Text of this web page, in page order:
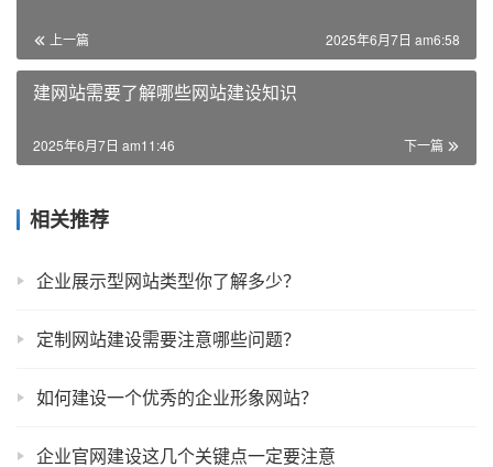
上一篇 2025年6月7日 am6:58
建网站需要了解哪些网站建设知识
下一篇
2025年6月7日 am11:46
相关推荐
企业展示型网站类型你了解多少？
定制网站建设需要注意哪些问题？
如何建设一个优秀的企业形象网站？
企业官网建设这几个关键点一定要注意